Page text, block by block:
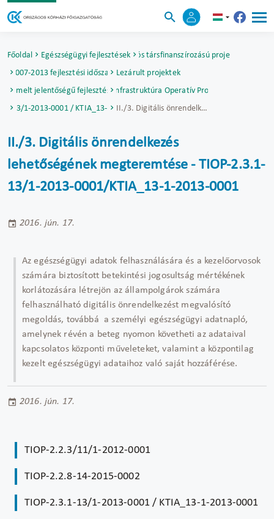
Főoldal Egészségügyi fejlesztésekUniós társfinanszírozású projektek
2007-2013 fejlesztési időszak Lezárult projektek
Kiemelt jelentőségű fejlesztésekTársadalmi Infrastruktúra Operatív Program (TIOP)
13/1-2013-0001 / KTIA_13-1-2013-0001
II./3. Digitális önrendelkezés lehetőségének megteremtése - TIOP-2.3.1-13/1-2013-0001/KTIA_13-1-2013-0001
II./3. Digitális önrendelkezés
lehetőségének megteremtése - TIOP-2.3.1-
13/1-2013-0001/KTIA_13-1-2013-0001
2016. jún. 17.
Az egészségügyi adatok felhasználására és a kezelőorvosok
számára biztosított betekintési jogosultság mértékének
korlátozására létrejön az állampolgárok számára
felhasználható digitális önrendelkezést megvalósító
megoldás, továbbá a személyi egészségügyi adatnapló,
amelynek révén a beteg nyomon követheti az adataival
kapcsolatos központi műveleteket, valamint a központilag
kezelt egészségügyi adataihoz való saját hozzáférése.
2016. jún. 17.
TIOP-2.2.3/11/1-2012-0001
TIOP-2.2.8-14-2015-0002
TIOP-2.3.1-13/1-2013-0001 / KTIA_13-1-2013-0001